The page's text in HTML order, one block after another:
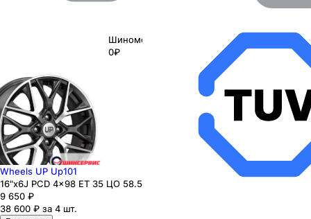
Шиномонтаж
0₽
Wheels UP Up101
16"x6J PCD 4x98 ЕТ 35 ЦО 58.5
9 650 ₽
38 600 ₽ за 4 шт.